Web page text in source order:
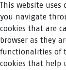
This website
you navigate
cookies that are
browser as they
functionalities of
cookies that help